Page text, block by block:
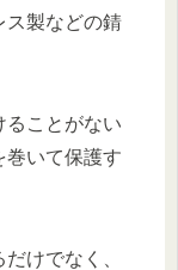
ス製などの錆
ることがない
巻いて保護す
けでなく、